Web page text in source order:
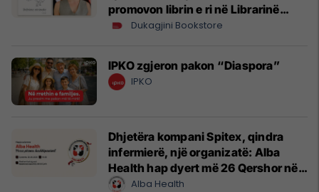
promovon librin e ri në Librarinë
Dukagjini
Dukagjini Bookstore
IPKO zgjeron pakon “Diaspora”
IPKO
Dhjetëra kompani Spitex, qindra
infermierë, një organizatë: Alba
Health hap dyert më 26 Qershor në
CyrihAlba Health